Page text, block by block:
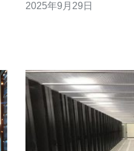
时需要关注的多个细节，
2025年9月29日